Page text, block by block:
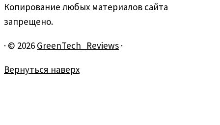
Копирование любых материалов сайта
запрещено.
· © 2026 GreenTech_Reviews ·
Вернуться наверх